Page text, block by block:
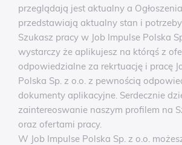
przeglądają jest aktualny a
przedstawiają aktualny stan i
Szukasz pracy w Job Impulse Polska
wystarczy że aplikujesz na którąś z
odpowiedzialne za rekrtuację i pracę
Polska Sp. z o.o. z pewnością
dokumenty aplikacyjne. Serdecznie
zaintereoswanie naszym profilem na
oraz ofertami pracy.
W Job Impulse Polska Sp. z o.o.